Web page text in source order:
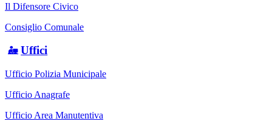
Il Difensore Civico
Consiglio Comunale
Uffici
Ufficio Polizia Municipale
Ufficio Anagrafe
Ufficio Area Manutentiva